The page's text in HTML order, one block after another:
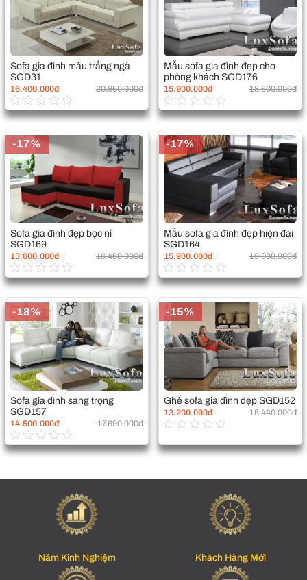
Sofa gia đình màu trắng ngà
SGD31
16.400.000đ 20.660.000đ
Mẫu sofa gia đình đẹp cho
phòng khách SGD176
15.900.000đ 18.600.000đ
Sofa gia đình đẹp bọc nỉ
SGD169
13.600.000đ 16.460.000đ
-17%
Mẫu sofa gia đình đẹp hiện đại
SGD164
15.900.000đ 19.080.000đ
-17%
Sofa gia đình sang trọng
SGD157
14.500.000đ 17.690.000đ
-18%
Ghế sofa gia đình đẹp SGD152
13.200.000đ 15.440.000đ
-15%
Năm Kinh Nghiệm Khách Hàng Mới